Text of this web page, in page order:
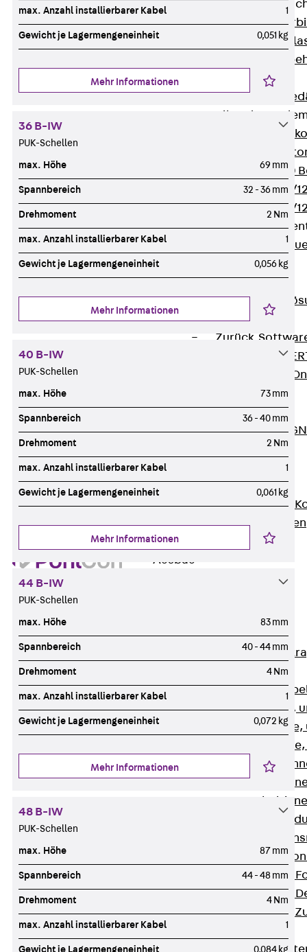
Zurück
Wärmedämmung
Zurück
ISOPRO®
ISOPRO® 120
ISOPRO® 80/
ISOPRO® 80/
ISOMUR®
Digitale Lösungen
Zurück Digitale
Software
Zurück
JORDAHL®
JORDAHL® JVB
ISOCHECK
ISODESIGN
FERBOX®-
Zurück Services
Beratung, Planung,
Individuelle Lösungen
Referenzen
Ausbau
Produkte
Kabeltragsysteme
Zurück
Kabelrinnen
Zurück
R Kabelrinne,
RS
RG
RGM
RGS
RGL
RI
RIS
Kabelrinnen-
Kabelrinnen-
Kabelrinnen-
Zurück
max. Anzahl installierbarer Kabel 1
Gewicht je Lagermengeneinheit 0,051 kg
Mehr Informationen
36 B-IW
PUK-Schellen
max. Höhe 69 mm
Spannbereich 32 - 36 mm
Drehmoment 2 Nm
max. Anzahl installierbarer Kabel 1
Gewicht je Lagermengeneinheit 0,056 kg
Mehr Informationen
40 B-IW
PUK-Schellen
max. Höhe 73 mm
Spannbereich 36 - 40 mm
Drehmoment 2 Nm
max. Anzahl installierbarer Kabel 1
Gewicht je Lagermengeneinheit 0,061 kg
Mehr Informationen
44 B-IW
PUK-Schellen
max. Höhe 83 mm
Spannbereich 40 - 44 mm
Drehmoment 4 Nm
max. Anzahl installierbarer Kabel 1
Gewicht je Lagermengeneinheit 0,072 kg
Mehr Informationen
48 B-IW
PUK-Schellen
max. Höhe 87 mm
Spannbereich 44 - 48 mm
Drehmoment 4 Nm
max. Anzahl installierbarer Kabel 1
Gewicht je Lagermengeneinheit 0,084 kg